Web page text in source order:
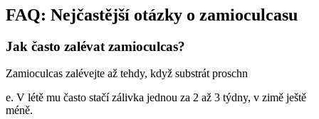
FAQ: Nejčastější otázky o zamioculcasu
Jak často zalévat zamioculcas?
Zamioculcas zalévejte až tehdy, když substrát proschn
e. V létě mu často stačí zálivka jednou za 2 až 3 týdny, v zimě ještě
méně.